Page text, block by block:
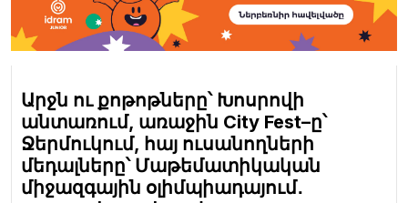
Արջն ու քոթոթները՝ Խոսրովի
անտառում, առաջին City Fest–ը՝
Ջերմուկում, հայ ուսանողների
մեդալները՝ Մաթեմատիկական
միջազգային օլիմպիադայում․